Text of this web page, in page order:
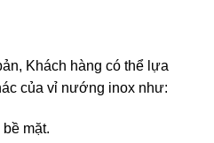
Khách hàng có thể lựa
của vỉ nướng inox như:
mặt.